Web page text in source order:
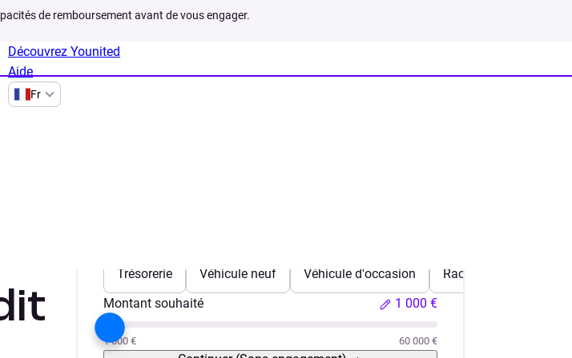
de remboursement avant de vous engager.
Découvrez Younited
Aide
Fr
Trésorerie Véhicule neuf Véhicule d'occasion Rachat de crédits
Montant souhaité
1 000 €
1 000 € 60 000 €